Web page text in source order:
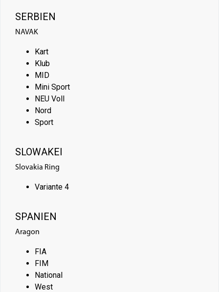
SERBIEN
NAVAK
Kart
Klub
MID
Mini Sport
NEU Voll
Nord
Sport
SLOWAKEI
Slovakia Ring
Variante 4
SPANIEN
Aragon
FIA
FIM
National
West